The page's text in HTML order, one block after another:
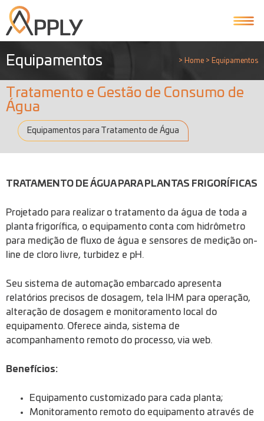
Equipamentos > Home > Equipamentos
Tratamento e Gestão de Consumo de
Água
Equipamentos para Tratamento de Água
TRATAMENTO DE ÁGUA PARA PLANTAS FRIGORÍFICAS
Projetado para realizar o tratamento da água de toda a
planta frigorífica, o equipamento conta com hidrômetro
para medição de fluxo de água e sensores de medição on-
line de cloro livre, turbidez e pH.
Seu sistema de automação embarcado apresenta
relatórios precisos de dosagem, tela IHM para operação,
alteração de dosagem e monitoramento local do
equipamento. Oferece ainda, sistema de
acompanhamento remoto do processo, via web.
Benefícios:
Equipamento customizado para cada planta;
Monitoramento remoto do equipamento através de